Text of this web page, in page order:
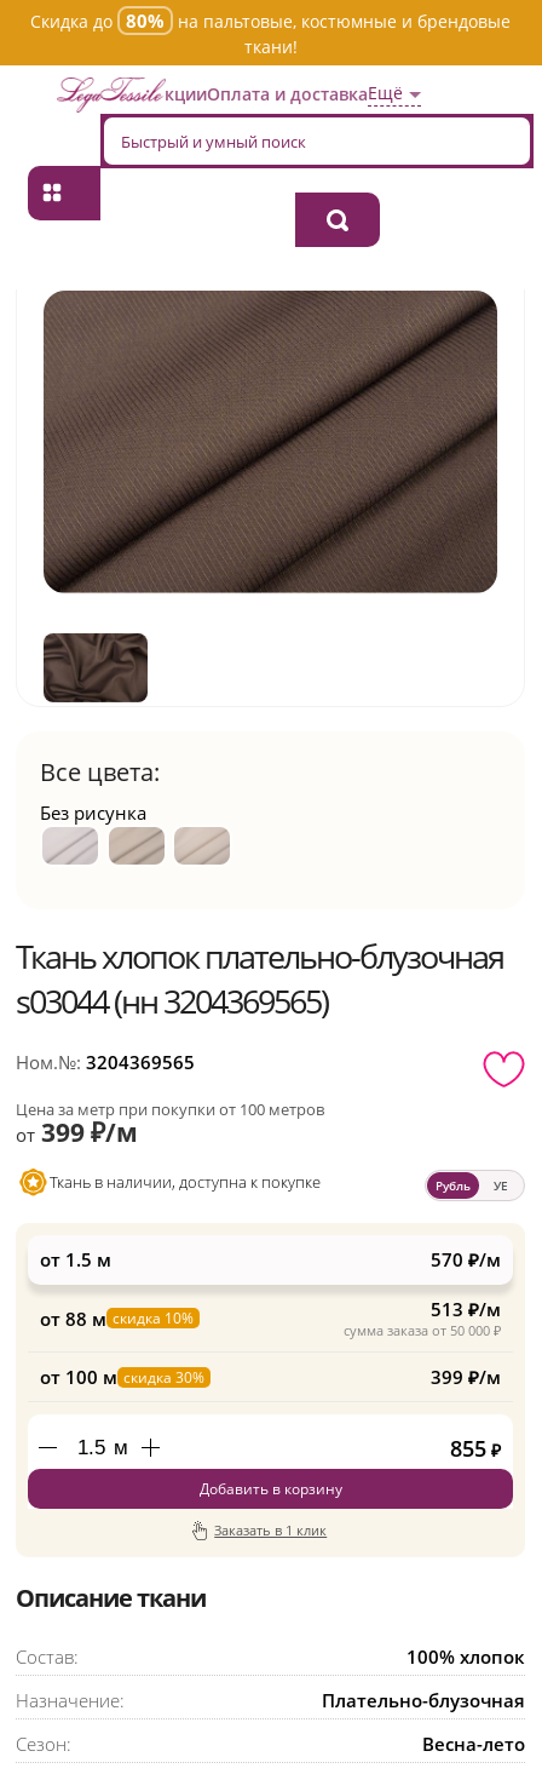
Скидка до 80%
на пальтовые, костюмные и брендовые
ткани!
АкцииОплата и доставкаЕщё
Главная
Ткань хлопок плательно-
Все цвета:
Без рисунка
Ткань хлопок плательно-блузочная
s03044 (нн 3204369565)
Ном.№:3204369565
Цена за метр при покупки от 100 метров
от 399 ₽/м
Ткань в наличии, доступна к покупке Рубль УЕ
от 1.5 м 570 ₽/м
от 88 м скидка 10%
сумма заказа от 50 000 ₽
513 ₽/м
от 100 м скидка 30% 399 ₽/м
м 855 ₽
Добавить в корзину
Заказать в 1 клик
Описание ткани
Состав:
100% хлопок
Назначение:
Плательно-блузочная
Сезон:
Весна-лето